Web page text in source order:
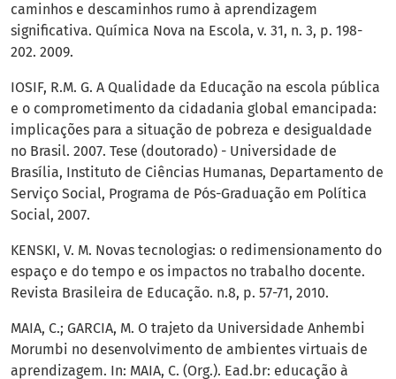
caminhos e descaminhos rumo à aprendizagem
significativa. Química Nova na Escola, v. 31, n. 3, p. 198-
202. 2009.
IOSIF, R.M. G. A Qualidade da Educação na escola pública
e o comprometimento da cidadania global emancipada:
implicações para a situação de pobreza e desigualdade
no Brasil. 2007. Tese (doutorado) - Universidade de
Brasília, Instituto de Ciências Humanas, Departamento de
Serviço Social, Programa de Pós-Graduação em Política
Social, 2007.
KENSKI, V. M. Novas tecnologias: o redimensionamento do
espaço e do tempo e os impactos no trabalho docente.
Revista Brasileira de Educação. n.8, p. 57-71, 2010.
MAIA, C.; GARCIA, M. O trajeto da Universidade Anhembi
Morumbi no desenvolvimento de ambientes virtuais de
aprendizagem. In: MAIA, C. (Org.). Ead.br: educação à